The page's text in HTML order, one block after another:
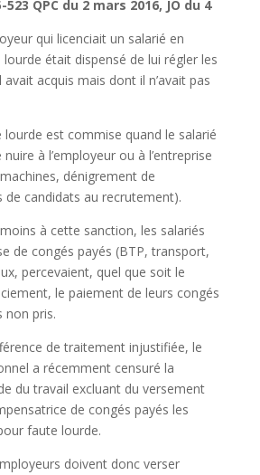
QPC du 2 mars 2016, JO du 4
qui licenciait un salarié en
lourde était dispensé de lui régler les
avait acquis mais dont il n’avait pas
lourde est commise quand le salarié
à l’employeur ou à l’entreprise
dénigrement de
de candidats au recrutement).
à cette sanction, les salariés
de congés payés (BTP, transport,
percevaient, quel que soit le
le paiement de leurs congés
non pris.
de traitement injustifiée, le
a récemment censuré la
du travail excluant du versement
de congés payés les
faute lourde.
doivent donc verser